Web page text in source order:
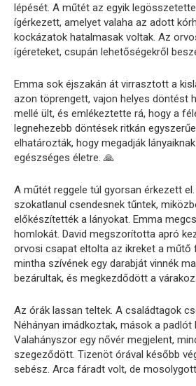
lépését. A műtét az egyik
ígérkezett, amelyet valaha az adott
kockázatok hatalmasak voltak. Az
ígéreteket, csupán lehetőségekről
Emma sok éjszakán át virrasztott a
azon töprengett, vajon helyes döntést
mellé ült, és emlékeztette rá, hogy a
legnehezebb döntések ritkán
elhatározták, hogy megadják
egészséges életre. 🙏
A műtét reggele túl gyorsan érkezett
szokatlanul csendesnek tűntek,
előkészítették a lányokat. Emma
homlokát. David megszorította apró
orvosi csapat eltolta az ikreket a műtő
mintha szívének egy darabját vinnék
bezárultak, és megkezdődött a
Az órák lassan teltek. A családtagok
Néhányan imádkoztak, mások a padlót
Valahányszor egy nővér megjelent,
szegeződött. Tizenöt órával később
sebész. Arca fáradt volt, de